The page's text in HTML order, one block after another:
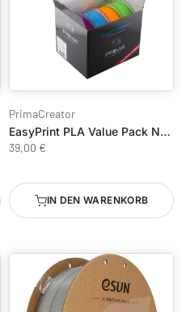
PrimaCreator
EasyPrint PLA Value Pack Neon – 4×500g (2kg)
39,00 €
IN DEN WARENKORB